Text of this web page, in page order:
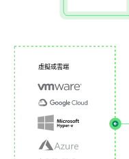
虛擬或雲端